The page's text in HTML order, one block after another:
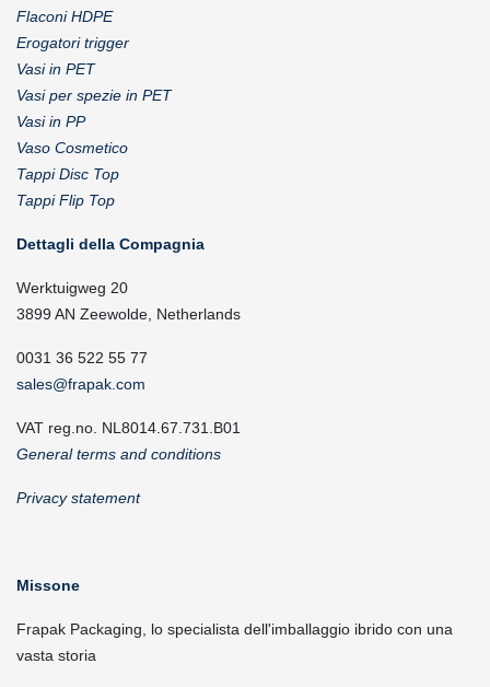
Flaconi HDPE
Erogatori trigger
Vasi in PET
Vasi per spezie in PET
Vasi in PP
Vaso Cosmetico
Tappi Disc Top
Tappi Flip Top
Dettagli della Compagnia
Werktuigweg 20
3899 AN Zeewolde, Netherlands
0031 36 522 55 77
sales@frapak.com
VAT reg.no. NL8014.67.731.B01
General terms and conditions
Privacy statement
Missone
Frapak Packaging, lo specialista dell'imballaggio ibrido con una
vasta storia